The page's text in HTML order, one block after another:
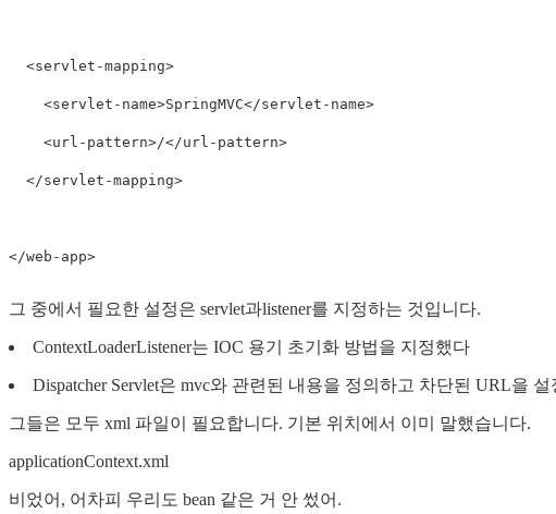
  <servlet-mapping>
    <servlet-name>SpringMVC</servlet-name>
    <url-pattern>/</url-pattern>
  </servlet-mapping>
그 중에서 필요한 설정은 servlet과listener를 지정하는 것입니다.
ContextLoaderListener는 IOC 용기 초기화 방법을 지정했다
Dispatcher Servlet은 mvc와 관련된 내용을 정의하고 차단된 URL을
그들은 모두 xml 파일이 필요합니다. 기본 위치에서 이미 말했습니다.
applicationContext.xml
비었어, 어차피 우리도 bean 같은 거 안 썼어.